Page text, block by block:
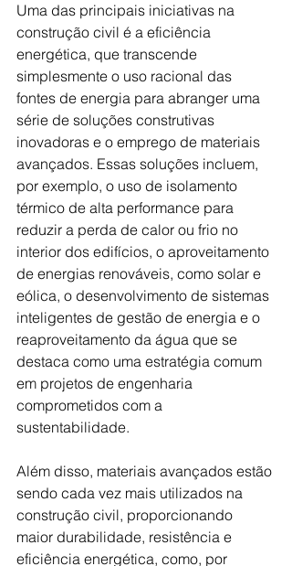
Uma das principais iniciativas na
construção civil é a eficiência
energética, que transcende
simplesmente o uso racional das
fontes de energia para abranger uma
série de soluções construtivas
inovadoras e o emprego de materiais
avançados. Essas soluções incluem,
por exemplo, o uso de isolamento
térmico de alta performance para
reduzir a perda de calor ou frio no
interior dos edifícios, o aproveitamento
de energias renováveis, como solar e
eólica, o desenvolvimento de sistemas
inteligentes de gestão de energia e o
reaproveitamento da água que se
destaca como uma estratégia comum
em projetos de engenharia
comprometidos com a
sustentabilidade.
Além disso, materiais avançados estão
sendo cada vez mais utilizados na
construção civil, proporcionando
maior durabilidade, resistência e
eficiência energética, como, por